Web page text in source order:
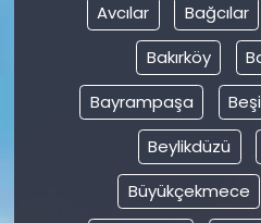
Avcılar
Bağcılar
Bakırköy
Bayrampaşa
Beylikdüzü
Büyükçekmece
SAĞLIK
Spor
Teknoloji
TÜRKiYE